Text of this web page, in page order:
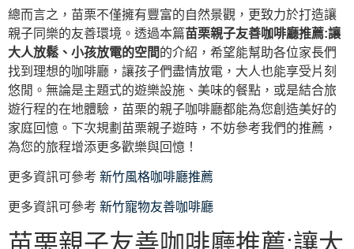
總而言之，苗栗不僅擁有豐富的自然景觀，更致力於打造讓
親子同樂的友善環境。透過本篇苗栗親子友善咖啡廳推薦:讓
大人放鬆、小孩放電的空間的介紹，希望能幫助各位家長們
找到理想的咖啡廳，讓孩子們盡情放電，大人也能享受片刻
悠閒。無論是主題式的遊樂設施、美味的餐點，或是結合旅
遊行程的在地體驗，苗栗的親子咖啡廳都能為您創造美好的
家庭回憶。下次規劃苗栗親子遊時，不妨參考我們的推薦，
為您的旅程增添更多歡樂與回憶！
更多資訊可參考 新竹風格咖啡廳推薦
更多資訊可參考 新竹寵物友善咖啡廳
苗栗親子友善咖啡廳推薦:讓大